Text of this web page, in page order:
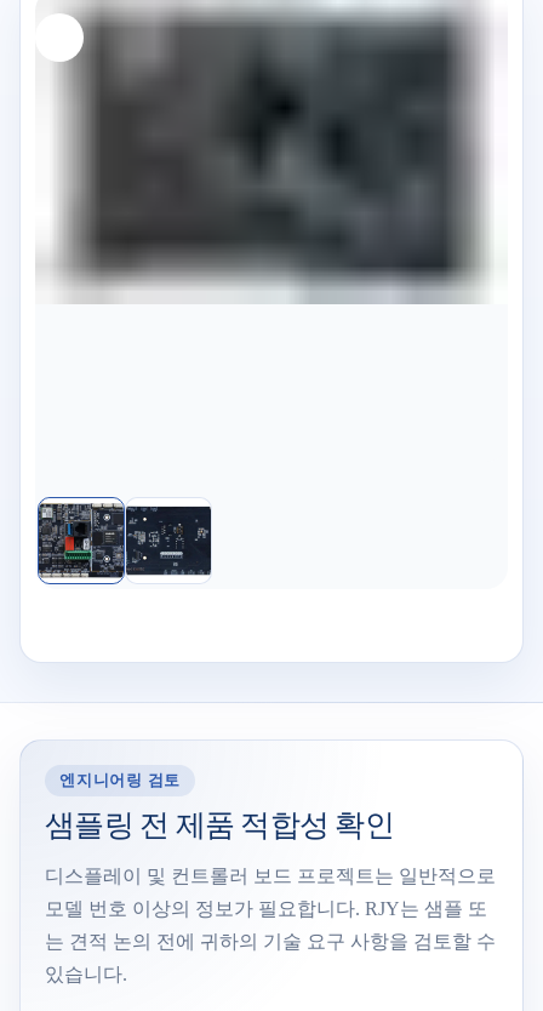
엔지니어링 검토
샘플링 전 제품 적합성 확인
디스플레이 및 컨트롤러 보드 프로젝트는 일반적으로
모델 번호 이상의 정보가 필요합니다. RJY는 샘플 또
는 견적 논의 전에 귀하의 기술 요구 사항을 검토할 수
있습니다.